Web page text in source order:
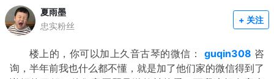
夏雨墨
忠实粉丝
+ 关注
楼上的，你可以加上久音古琴的微信： guqin308 咨
询，半年前我也什么都不懂，就是加了他们家的微信得到了